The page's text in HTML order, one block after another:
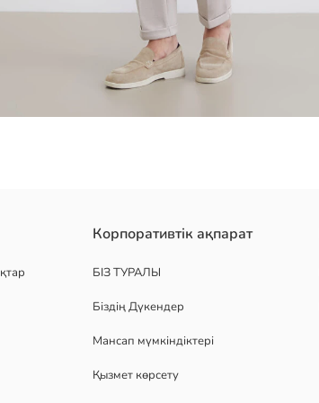
Корпоративтік ақпарат
БІЗ ТУРАЛЫ
Біздің Дүкендер
Мансап мүмкіндіктері
Қызмет көрсету